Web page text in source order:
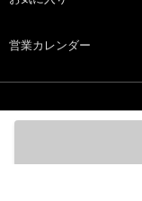
営業カレンダー
copyright (c)